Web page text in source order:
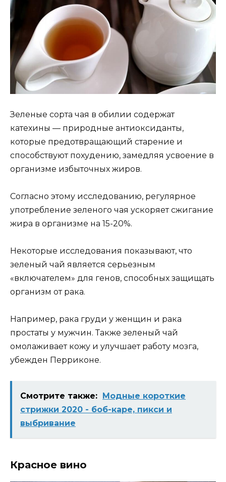
Зеленые сорта чая в обилии содержат
катехины — природные антиоксиданты,
которые предотвращающий старение и
способствуют похудению, замедляя усвоение в
организме избыточных жиров.
Согласно этому исследованию, регулярное
употребление зеленого чая ускоряет сжигание
жира в организме на 15-20%.
Некоторые исследования показывают, что
зеленый чай является серьезным
«включателем» для генов, способных защищать
организм от рака.
Например, рака груди у женщин и рака
простаты у мужчин. Также зеленый чай
омолаживает кожу и улучшает работу мозга,
убежден Перриконе.
Смотрите также: Модные короткие
стрижки 2020 - боб-каре, пикси и
выбривание
Красное вино